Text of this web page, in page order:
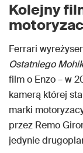
Kolejny
Ferrari
Ostatniego
film o Enzo – w
kamerą której
marki
przez Remo
jedynie